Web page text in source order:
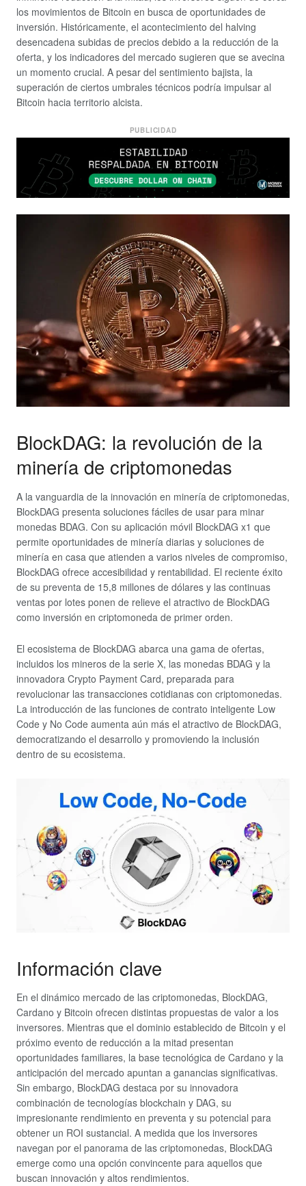
los movimientos de Bitcoin en busca de oportunidades de
inversión. Históricamente, el acontecimiento del halving
desencadena subidas de precios debido a la reducción de la
oferta, y los indicadores del mercado sugieren que se avecina
un momento crucial. A pesar del sentimiento bajista, la
superación de ciertos umbrales técnicos podría impulsar al
Bitcoin hacia territorio alcista.
PUBLICIDAD
BlockDAG: la revolución de la
minería de criptomonedas
A la vanguardia de la innovación en minería de criptomonedas,
BlockDAG presenta soluciones fáciles de usar para minar
monedas BDAG. Con su aplicación móvil BlockDAG x1 que
permite oportunidades de minería diarias y soluciones de
minería en casa que atienden a varios niveles de compromiso,
BlockDAG ofrece accesibilidad y rentabilidad. El reciente éxito
de su preventa de 15,8 millones de dólares y las continuas
ventas por lotes ponen de relieve el atractivo de BlockDAG
como inversión en criptomoneda de primer orden.
El ecosistema de BlockDAG abarca una gama de ofertas,
incluidos los mineros de la serie X, las monedas BDAG y la
innovadora Crypto Payment Card, preparada para
revolucionar las transacciones cotidianas con criptomonedas.
La introducción de las funciones de contrato inteligente Low
Code y No Code aumenta aún más el atractivo de BlockDAG,
democratizando el desarrollo y promoviendo la inclusión
dentro de su ecosistema.
Información clave
En el dinámico mercado de las criptomonedas, BlockDAG,
Cardano y Bitcoin ofrecen distintas propuestas de valor a los
inversores. Mientras que el dominio establecido de Bitcoin y el
próximo evento de reducción a la mitad presentan
oportunidades familiares, la base tecnológica de Cardano y la
anticipación del mercado apuntan a ganancias significativas.
Sin embargo, BlockDAG destaca por su innovadora
combinación de tecnologías blockchain y DAG, su
impresionante rendimiento en preventa y su potencial para
obtener un ROI sustancial. A medida que los inversores
navegan por el panorama de las criptomonedas, BlockDAG
emerge como una opción convincente para aquellos que
buscan innovación y altos rendimientos.